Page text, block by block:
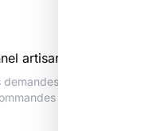
de contact
en ligne.